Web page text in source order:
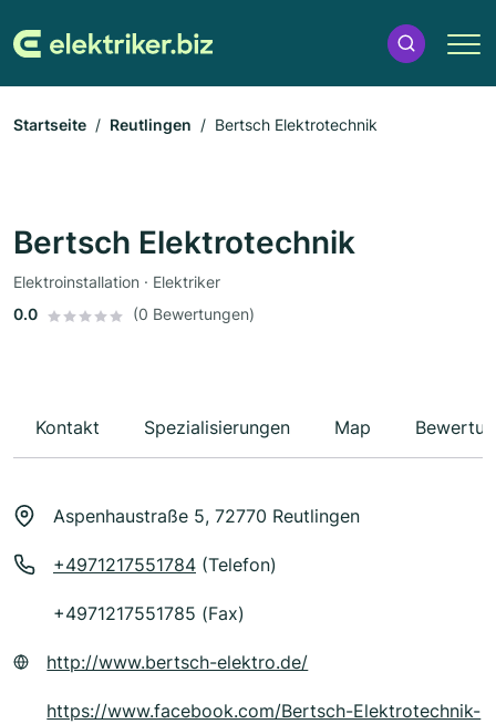
Startseite Reutlingen Bertsch Elektrotechnik
Bertsch Elektrotechnik
Elektroinstallation · Elektriker
0.0
(0 Bewertungen)
Kontakt Spezialisierungen Map
Aspenhaustraße 5, 72770 Reutlingen
+4971217551784 (Telefon)
+4971217551785 (Fax)
http://www.bertsch-elektro.de/
https://www.facebook.com/Bertsch-Elektrotechnik-